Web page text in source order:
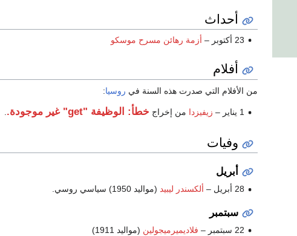
أحداث
23 أكتوبر – أزمة رهائن مسرح موسكو
أفلام
من الأفلام التي صدرت هذه السنة في روسيا:
1 يناير – زيفيزدا من إخراج خطأ: الوظيفة "get" غير موجودة.
وفيات
أبريل
28 أبريل – ألكسندر ليبيد (مواليد 1950) سياسي روسي.
سبتمبر
22 سبتمبر – فلاديميرميجولين (مواليد 1911)